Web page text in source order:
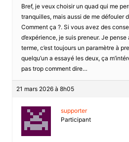
Bref, je veux choisir un quad qui me
tranquilles, mais aussi de me défouler
Comment ça ?. Si vous avez des
d’expérience, je suis preneur. Je
terme, c’est toujours un paramètre à
quelqu’un a essayé les deux, ça
pas trop comment dire…
21 mars 2026 à 8h05
supporter
Participant